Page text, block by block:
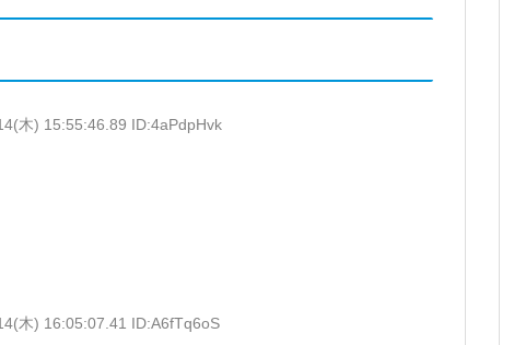
木) 15:55:46.89 ID:4aPdpHvk
木) 16:05:07.41 ID:A6fTq6oS